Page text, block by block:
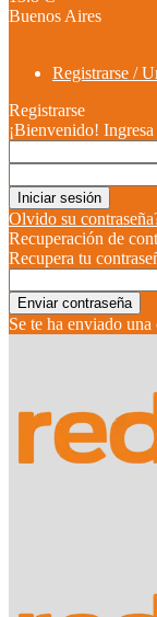
Buenos Aires
Registrarse /
Registrarse
¡Bienvenido!
Olvido su
Recuperación de
Recupera tu
Se te ha enviado